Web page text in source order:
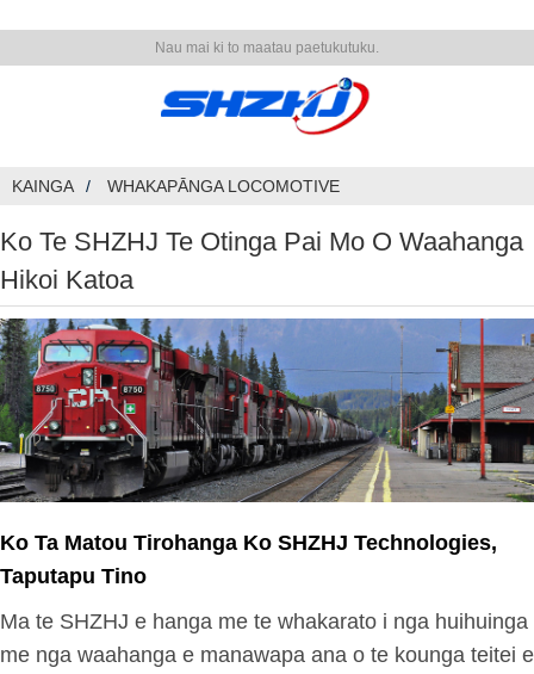
Nau mai ki to maatau paetukutuku.
KAINGA WHAKAPĀNGA LOCOMOTIVE
Ko Te SHZHJ Te Otinga Pai Mo O Waahanga
Hikoi Katoa
Ko Ta Matou Tirohanga Ko SHZHJ Technologies,
Taputapu Tino
Ma te SHZHJ e hanga me te whakarato i nga huihuinga
me nga waahanga e manawapa ana o te kounga teitei e